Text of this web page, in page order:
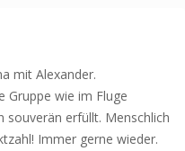
mit Alexander.
Gruppe wie im Fluge
souverän erfüllt. Menschlich
Immer gerne wieder.